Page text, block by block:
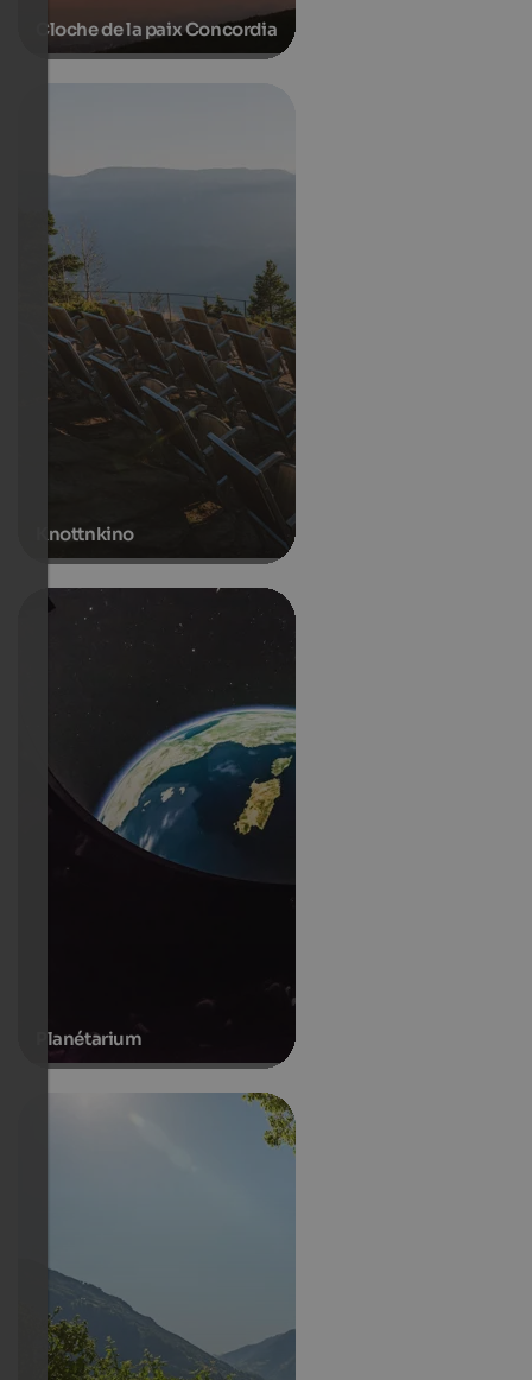
Cloche de la paix Concordia
Knottnkino
Planétarium